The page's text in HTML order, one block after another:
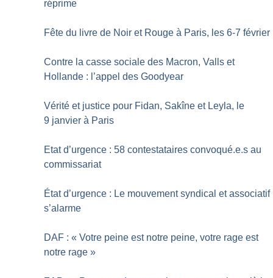
réprime
Fête du livre de Noir et Rouge à Paris, les 6-7 février
Contre la casse sociale des Macron, Valls et
Hollande : l’appel des Goodyear
Vérité et justice pour Fidan, Sakîne et Leyla, le
9 janvier à Paris
Etat d’urgence : 58 contestataires convoqué.e.s au
commissariat
État d’urgence : Le mouvement syndical et associatif
s’alarme
DAF : « Votre peine est notre peine, votre rage est
notre rage »